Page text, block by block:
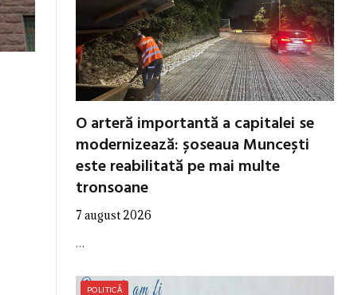
O arteră importantă a capitalei se
modernizează: șoseaua Muncești
este reabilitată pe mai multe
tronsoane
7 august 2026
…
POLITICĂ